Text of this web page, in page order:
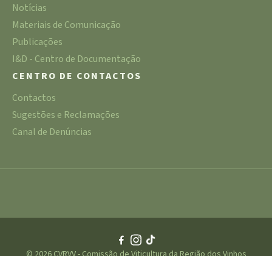
Notícias
Materiais de Comunicação
Publicações
I&D - Centro de Documentação
CENTRO DE CONTACTOS
Contactos
Sugestões e Reclamações
Canal de Denúncias